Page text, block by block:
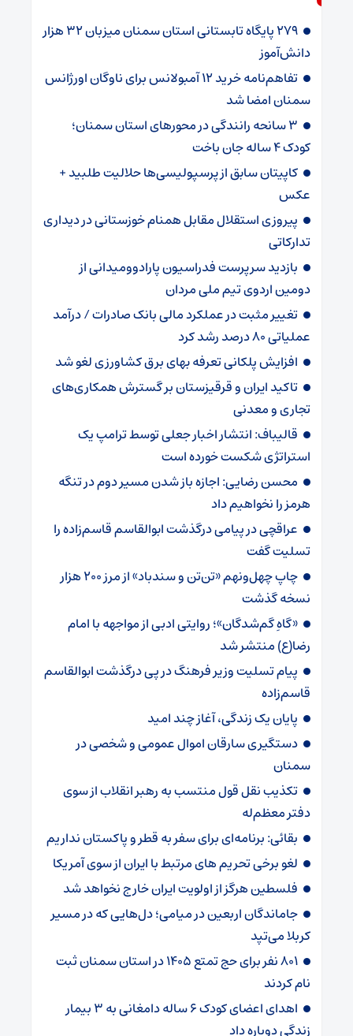
۲۷۹ پایگاه تابستانی استان سمنان میزبان ۳۲ هزار
دانش‌آموز
تفاهم‌نامه خرید ۱۲ آمبولانس برای ناوگان اورژانس
سمنان امضا شد
۳ سانحه رانندگی در محورهای استان سمنان؛
کودک ۴ ساله جان باخت
کاپیتان سابق از پرسپولیسی‌ها حلالیت طلبید +
عکس
پیروزی استقلال مقابل همنام خوزستانی در دیداری
تدارکاتی
بازدید سرپرست فدراسیون پارادوومیدانی از
دومین اردوی تیم ملی مردان
تغییر مثبت در عملکرد مالی بانک صادرات / درآمد
عملیاتی ۸۰ درصد رشد کرد
افزایش پلکانی تعرفه بهای برق کشاورزی لغو شد
تاکید ایران و قرقیزستان بر گسترش همکاری‌های
تجاری و معدنی
قالیباف: انتشار اخبار جعلی توسط ترامپ یک
استراتژی شکست خورده است
محسن رضایی: اجازه باز شدن مسیر دوم در تنگه
هرمز را نخواهیم داد
عراقچی در پیامی درگذشت ابوالقاسم قاسم‌زاده را
تسلیت گفت
چاپ چهل‌ونهم «تن‌تن و سندباد» از مرز ۲۰۰ هزار
نسخه گذشت
«گاهِ گم‌شدگان»؛ روایتی ادبی از مواجهه با امام
رضا(ع) منتشر شد
پیام تسلیت وزیر فرهنگ در پی درگذشت ابوالقاسم
قاسم‌زاده
پایان یک زندگی، آغاز چند امید
دستگیری سارقان اموال عمومی و شخصی در
سمنان
تکذیب نقل قول منتسب به رهبر انقلاب از سوی
دفتر معظم‌له
بقائی: برنامه‌ای برای سفر به قطر و پاکستان نداریم
لغو برخی تحریم های مرتبط با ایران از سوی آمریکا
فلسطین هرگز از اولویت ایران خارج نخواهد شد
جاماندگان اربعین در میامی؛ دل‌هایی که در مسیر
کربلا می‌تپد
۸۰۱ نفر برای حج تمتع ۱۴۰۵ در استان سمنان ثبت
نام کردند
اهدای اعضای کودک ۶ ساله دامغانی به ۳ بیمار
زندگی دوباره داد